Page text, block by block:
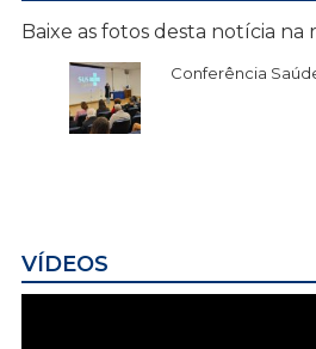
Baixe as fotos desta notícia na
Conferência
VÍDEOS